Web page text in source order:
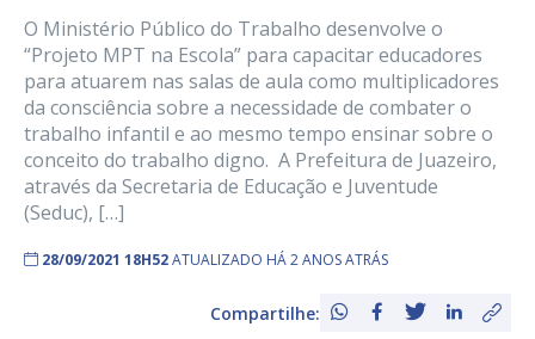
O Ministério Público do Trabalho desenvolve o
“Projeto MPT na Escola” para capacitar educadores
para atuarem nas salas de aula como multiplicadores
da consciência sobre a necessidade de combater o
trabalho infantil e ao mesmo tempo ensinar sobre o
conceito do trabalho digno. A Prefeitura de Juazeiro,
através da Secretaria de Educação e Juventude
(Seduc), […]
28/09/2021 18H52ATUALIZADO HÁ 2 ANOS ATRÁS
Compartilhe: